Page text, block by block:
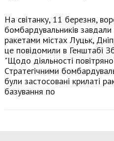
На світанку, 11 березня,
бомбардувальників
ракетами містах Луцьк,
це повідомили в Генштабі
"Щодо діяльності
Стратегічними
були застосовані крилаті
базування по